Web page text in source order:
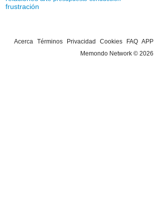
frustración
Acerca Términos Privacidad Cookies FAQ APP
Memondo Network © 2026